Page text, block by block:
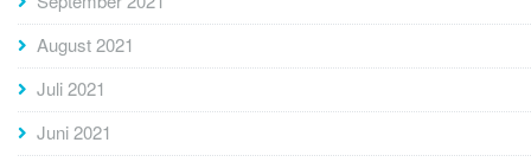
August 2021
Juli 2021
Juni 2021